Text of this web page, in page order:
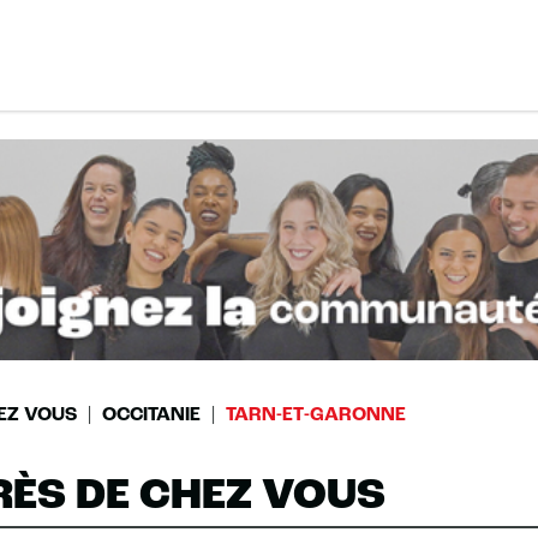
VOUS OCCITANIE TARN-ET-GARONNE
DE CHEZ VOUS